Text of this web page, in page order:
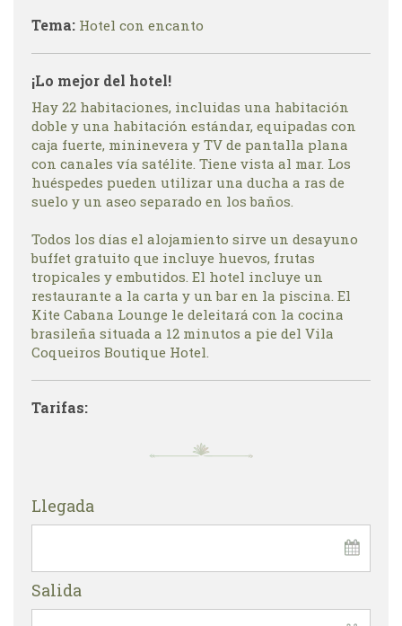
Tema: Hotel con encanto
¡Lo mejor del hotel!
Hay 22 habitaciones, incluidas una habitación
doble y una habitación estándar, equipadas con
caja fuerte, mininevera y TV de pantalla plana
con canales vía satélite. Tiene vista al mar. Los
huéspedes pueden utilizar una ducha a ras de
suelo y un aseo separado en los baños.
Todos los días el alojamiento sirve un desayuno
buffet gratuito que incluye huevos, frutas
tropicales y embutidos. El hotel incluye un
restaurante a la carta y un bar en la piscina. El
Kite Cabana Lounge le deleitará con la cocina
brasileña situada a 12 minutos a pie del Vila
Coqueiros Boutique Hotel.
Tarifas:
Llegada
Salida